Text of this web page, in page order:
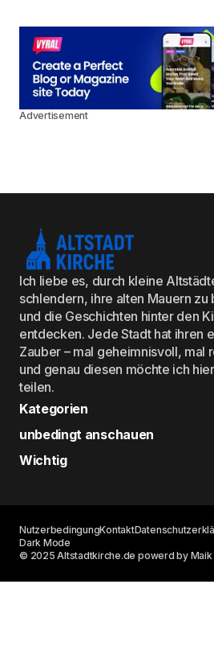
Advertisement
Ich liebe es, durch kleine
schlendern, ihre alten Mauern zu
und die Geschichten hinter den
entdecken. Jede Stadt hat ihren
Zauber – mal geheimnisvoll, mal
und genau diesen möchte ich
teilen.
Kategorien
unbedingt anschauen
Wichtig
© 2025 Altstadtkirche.de powerd by Maik
NutzerbedingungKontakt
Dark Mode